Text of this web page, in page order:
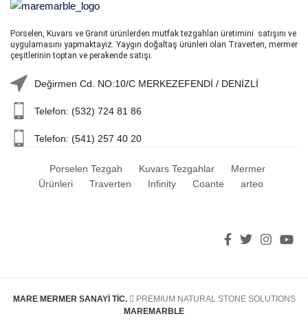
Porselen, Kuvars ve Granit ürünlerden mutfak tezgahları üretimini satışını ve
uygulamasını yapmaktayız. Yaygın doğaltaş ürünleri olan Traverten, mermer
çeşitlerinin toptan ve perakende satışı.
Değirmen Cd. NO:10/C MERKEZEFENDİ / DENİZLİ
Telefon: (532) 724 81 86
Telefon: (541) 257 40 20
Porselen Tezgah Kuvars Tezgahlar
Mermer
Ürünleri
Traverten Infinity Coante arteo
MARE MERMER SANAYİ TİC.
PREMIUM NATURAL STONE SOLUTIONS
MAREMARBLE